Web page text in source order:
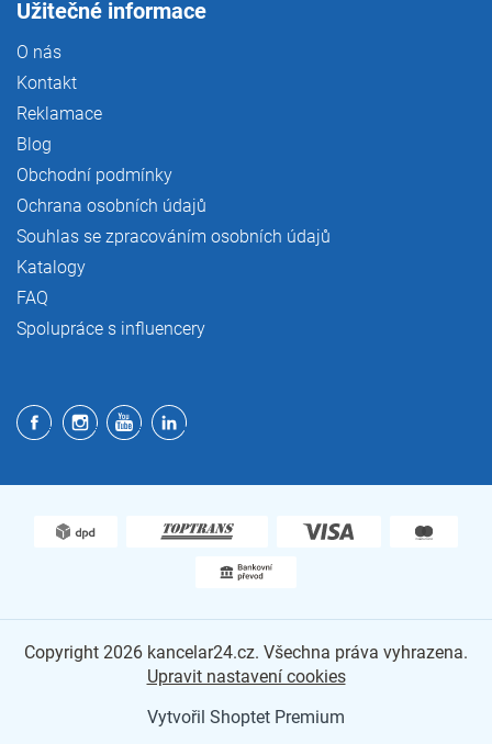
Užitečné informace
O nás
Kontakt
Reklamace
Blog
Obchodní podmínky
Ochrana osobních údajů
Souhlas se zpracováním osobních údajů
Katalogy
FAQ
Spolupráce s influencery
Vytvořil Shoptet Premium
Copyright 2026 kancelar24.cz. Všechna práva vyhrazena.
Upravit nastavení cookies